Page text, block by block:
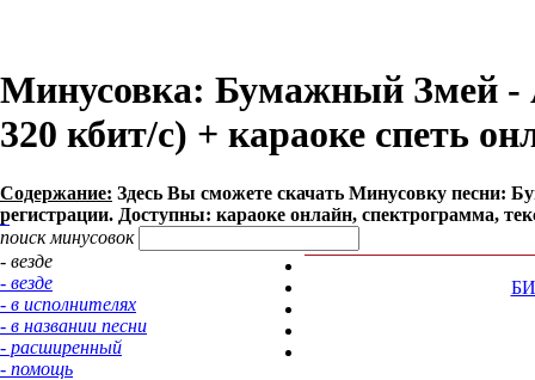
Минусовка: Бумажный Змей -
320 кбит/с) + караоке спеть
Содержание: Здесь Вы сможете cкачать Минусовку песни:
регистрации. Доступны: караоке онлайн, спектрограмма,
поиск минусовок
- везде
- везде
- в исполнителях
- в названии песни
- расширенный
- помощь